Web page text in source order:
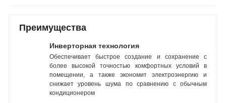
Преимущества
Инверторная технология
Обеспечивает быстрое создание и сохранение с
более высокой точностью комфортных условий в
помещении, а также экономит электроэнергию и
снижает уровень шума по сравнению с обычным
кондиционером